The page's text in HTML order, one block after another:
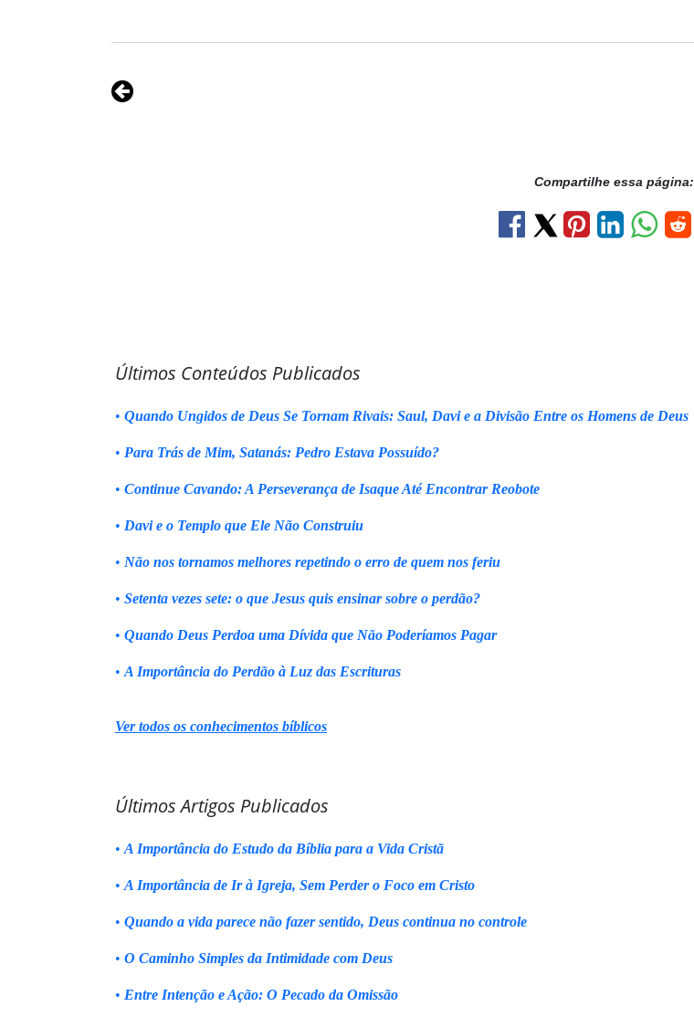
Compartilhe essa página:
Últimos Conteúdos Publicados
• Quando Ungidos de Deus Se Tornam Rivais: Saul, Davi e a Divisão Entre os Homens de Deus
• Para Trás de Mim, Satanás: Pedro Estava Possuído?
• Continue Cavando: A Perseverança de Isaque Até Encontrar Reobote
• Davi e o Templo que Ele Não Construiu
• Não nos tornamos melhores repetindo o erro de quem nos feriu
• Setenta vezes sete: o que Jesus quis ensinar sobre o perdão?
• Quando Deus Perdoa uma Dívida que Não Poderíamos Pagar
• A Importância do Perdão à Luz das Escrituras
Ver todos os conhecimentos bíblicos
Últimos Artigos Publicados
• A Importância do Estudo da Bíblia para a Vida Cristã
• A Importância de Ir à Igreja, Sem Perder o Foco em Cristo
• Quando a vida parece não fazer sentido, Deus continua no controle
• O Caminho Simples da Intimidade com Deus
• Entre Intenção e Ação: O Pecado da Omissão